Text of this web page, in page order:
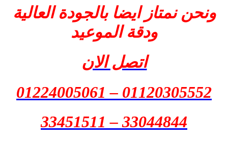
ونحن نمتاز ايضا بالجودة العالية
ودقة الموعيد
اتصل الان
01120305552 – 01224005061
33044844 – 33451511